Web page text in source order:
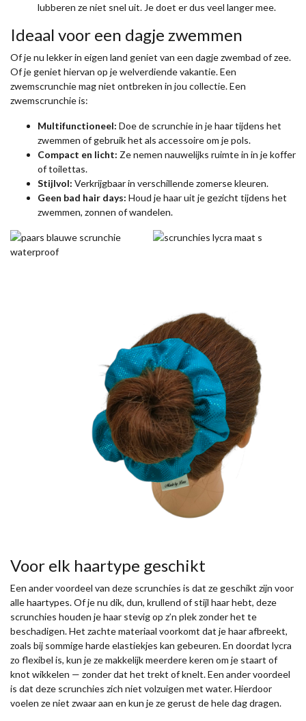
lubberen ze niet snel uit. Je doet er dus veel langer mee.
Ideaal voor een dagje zwemmen
Of je nu lekker in eigen land geniet van een dagje zwembad of zee.
Of je geniet hiervan op je welverdiende vakantie. Een
zwemscrunchie mag niet ontbreken in jou collectie. Een
zwemscrunchie is:
Multifunctioneel: Doe de scrunchie in je haar tijdens het
zwemmen of gebruik het als accessoire om je pols.
Compact en licht: Ze nemen nauwelijks ruimte in in je koffer
of toilettas.
Stijlvol: Verkrijgbaar in verschillende zomerse kleuren.
Geen bad hair days: Houd je haar uit je gezicht tijdens het
zwemmen, zonnen of wandelen.
Voor elk haartype geschikt
Een ander voordeel van deze scrunchies is dat ze geschikt zijn voor
alle haartypes. Of je nu dik, dun, krullend of stijl haar hebt, deze
scrunchies houden je haar stevig op z’n plek zonder het te
beschadigen. Het zachte materiaal voorkomt dat je haar afbreekt,
zoals bij sommige harde elastiekjes kan gebeuren. En doordat lycra
zo flexibel is, kun je ze makkelijk meerdere keren om je staart of
knot wikkelen — zonder dat het trekt of knelt. Een ander voordeel
is dat deze scrunchies zich niet volzuigen met water. Hierdoor
voelen ze niet zwaar aan en kun je ze gerust de hele dag dragen.